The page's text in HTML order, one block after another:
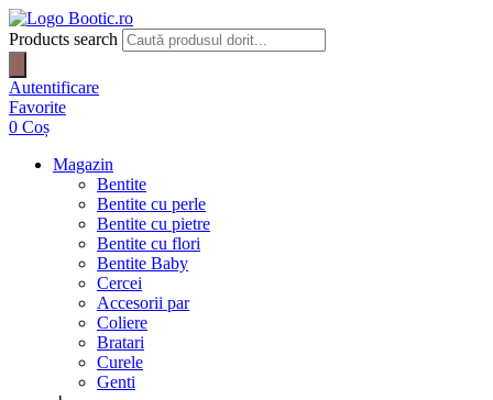
Products search
Autentificare
Favorite
0 Coș
Magazin
Bentite
Bentite cu perle
Bentite cu pietre
Bentite cu flori
Bentite Baby
Cercei
Accesorii par
Coliere
Bratari
Curele
Genti